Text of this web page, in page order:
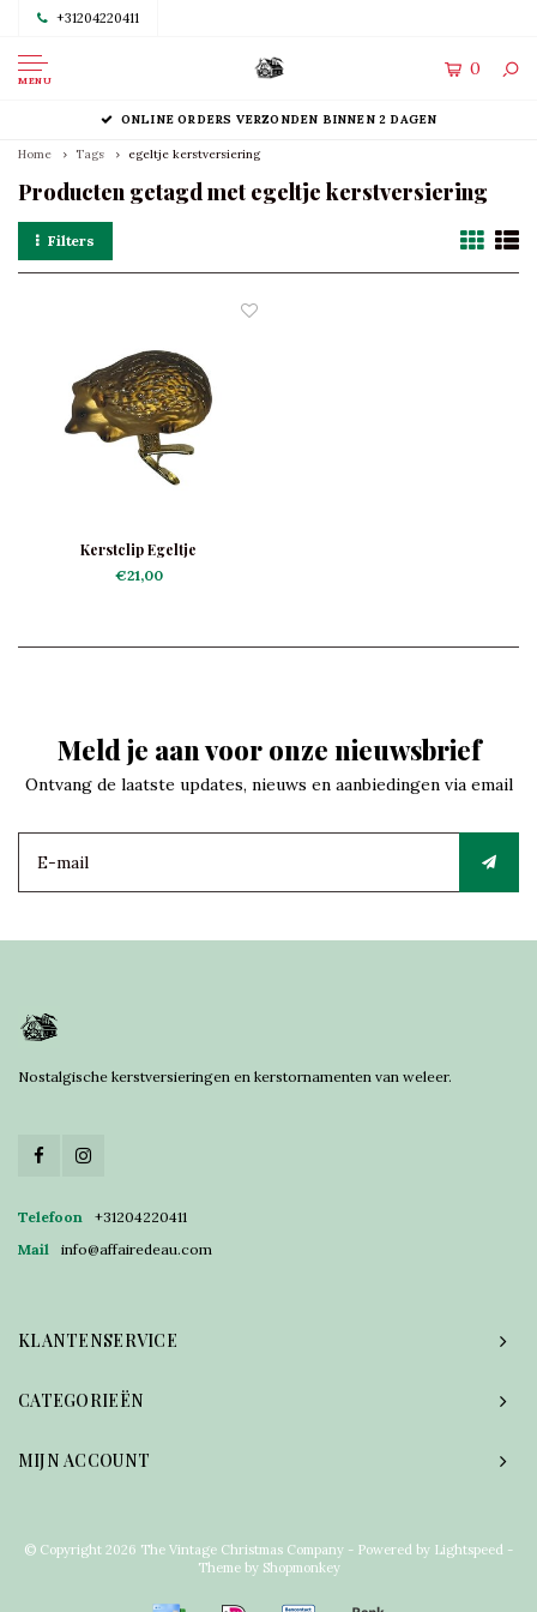
+31204220411
MENU
0
ONLINE ORDERS VERZONDEN BINNEN 2 DAGEN
Home Tags egeltje kerstversiering
Producten getagd met egeltje kerstversiering
Filters
Kerstclip Egeltje
€21,00
Meld je aan voor onze nieuwsbrief
Ontvang de laatste updates, nieuws en aanbiedingen via email
Nostalgische kerstversieringen en kerstornamenten van weleer.
Telefoon
+31204220411
Mail
info@affairedeau.com
KLANTENSERVICE
CATEGORIEËN
MIJN ACCOUNT
© Copyright 2026 The Vintage Christmas Company - Powered by Lightspeed -
Theme by Shopmonkey